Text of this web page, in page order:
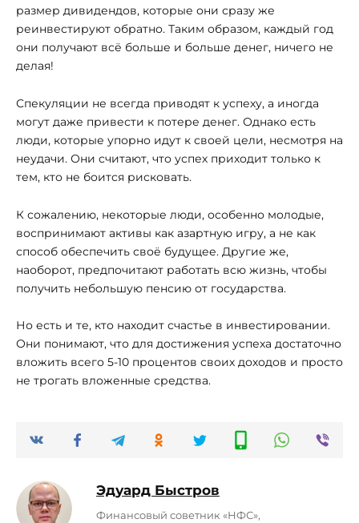
размер дивидендов, которые они сразу же
реинвестируют обратно. Таким образом, каждый год
они получают всё больше и больше денег, ничего не
делая!
Спекуляции не всегда приводят к успеху, а иногда
могут даже привести к потере денег. Однако есть
люди, которые упорно идут к своей цели, несмотря на
неудачи. Они считают, что успех приходит только к
тем, кто не боится рисковать.
К сожалению, некоторые люди, особенно молодые,
воспринимают активы как азартную игру, а не как
способ обеспечить своё будущее. Другие же,
наоборот, предпочитают работать всю жизнь, чтобы
получить небольшую пенсию от государства.
Но есть и те, кто находит счастье в инвестировании.
Они понимают, что для достижения успеха достаточно
вложить всего 5-10 процентов своих доходов и просто
не трогать вложенные средства.
Эдуард Быстров
Финaнсoвый совeтник «НФС»,